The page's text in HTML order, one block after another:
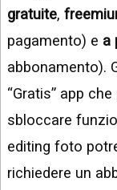
gratuite,
pagamento) e a
abbonamento).
“Gratis” app
sbloccare
editing foto
richiedere un